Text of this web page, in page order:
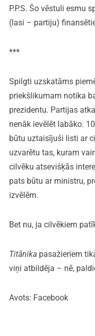
P.P.S. Šo vēstuli esmu
(lasi – partiju)
***
Spilgti uzskatāms
priekšlikumam notika
prezidentu. Partijas
nenāk ievēlēt labāko.
būtu uztaisījuši listi ar
uzvarētu tas, kuram
cilvēku atsevišķās
pats būtu ar ministru,
izvēlēm.
Bet nu, ja cilvēkiem
Titānikapasažieriem
viņi atbildēja – nē,
Avots: Facebook